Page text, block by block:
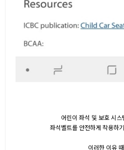
어린이 좌석 및 보호 시스
좌석벨트를 안전하게 착용하
이러한 이유